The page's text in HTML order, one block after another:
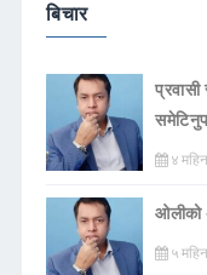
बिचार
प्रवासी
४
ओलीको
५